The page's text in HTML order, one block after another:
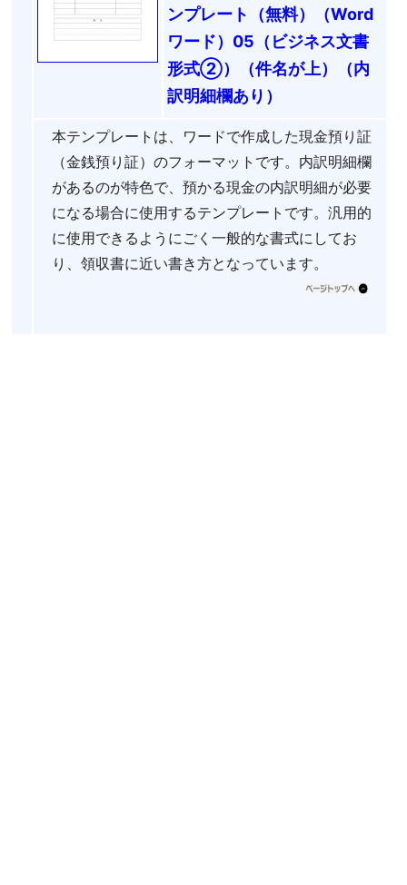
ンプレート（無料）（Word
ワード）05（ビジネス文書
形式②）（件名が上）（内
訳明細欄あり）
本テンプレートは、ワードで作成した現金預り証
（金銭預り証）のフォーマットです。内訳明細欄
があるのが特色で、預かる現金の内訳明細が必要
になる場合に使用するテンプレートです。汎用的
に使用できるようにごく一般的な書式にしてお
り、領収書に近い書き方となっています。